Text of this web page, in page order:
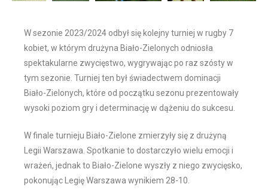
W sezonie 2023/2024 odbył się kolejny turniej w rugby 7
kobiet, w którym drużyna Biało-Zielonych odniosła
spektakularne zwycięstwo, wygrywając po raz szósty w
tym sezonie. Turniej ten był świadectwem dominacji
Biało-Zielonych, które od początku sezonu prezentowały
wysoki poziom gry i determinację w dążeniu do sukcesu.
W finale turnieju Biało-Zielone zmierzyły się z drużyną
Legii Warszawa. Spotkanie to dostarczyło wielu emocji i
wrażeń, jednak to Biało-Zielone wyszły z niego zwycięsko,
pokonując Legię Warszawa wynikiem 28-10.